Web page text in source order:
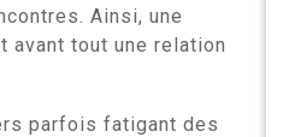
Ainsi, une
avant tout une relation
parfois fatigant des